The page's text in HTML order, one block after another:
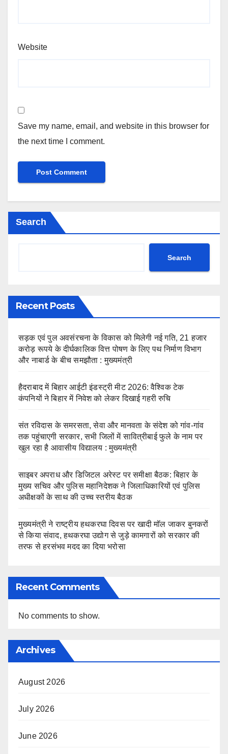
Website
Save my name, email, and website in this browser for
the next time I comment.
Search
Search
Recent Posts
सड़क एवं पुल अवसंरचना के विकास को मिलेगी नई गति, 21 हजार
करोड़ रूपये के दीर्घकालिक वित्त पोषण के लिए पथ निर्माण विभाग
और नाबार्ड के बीच समझौता : मुख्यमंत्री
हैदराबाद में बिहार आईटी इंडस्ट्री मीट 2026: वैश्विक टेक
कंपनियों ने बिहार में निवेश को लेकर दिखाई गहरी रुचि
संत रविदास के समरसता, सेवा और मानवता के संदेश को गांव-गांव
तक पहुंचाएगी सरकार, सभी जिलों में सावित्रीबाई फुले के नाम पर
खुल रहा है आवासीय विद्यालय : मुख्यमंत्री
साइबर अपराध और डिजिटल अरेस्ट पर समीक्षा बैठक: बिहार के
मुख्य सचिव और पुलिस महानिदेशक ने जिलाधिकारियों एवं पुलिस
अधीक्षकों के साथ की उच्च स्तरीय बैठक
मुख्यमंत्री ने राष्ट्रीय हथकरघा दिवस पर खादी मॉल जाकर बुनकरों
से किया संवाद, हथकरघा उद्योग से जुड़े कामगारों को सरकार की
तरफ से हरसंभव मदद का दिया भरोसा
Recent Comments
No comments to show.
Archives
August 2026
July 2026
June 2026